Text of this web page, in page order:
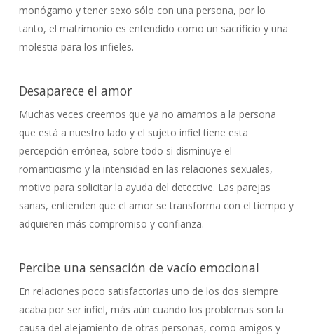
monógamo y tener sexo sólo con una persona, por lo
tanto, el matrimonio es entendido como un sacrificio y una
molestia para los infieles.
Desaparece el amor
Muchas veces creemos que ya no amamos a la persona
que está a nuestro lado y el sujeto infiel tiene esta
percepción errónea, sobre todo si disminuye el
romanticismo y la intensidad en las relaciones sexuales,
motivo para solicitar la ayuda del detective. Las parejas
sanas, entienden que el amor se transforma con el tiempo y
adquieren más compromiso y confianza.
Percibe una sensación de vacío emocional
En relaciones poco satisfactorias uno de los dos siempre
acaba por ser infiel, más aún cuando los problemas son la
causa del alejamiento de otras personas, como amigos y